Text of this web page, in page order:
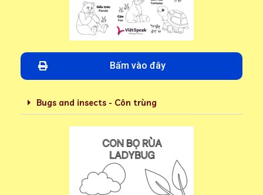
Bấm vào đây
Bugs and insects - Côn trùng